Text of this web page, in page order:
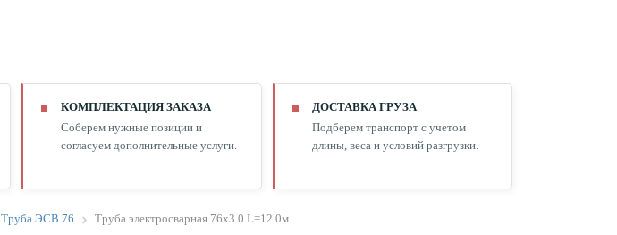
КОМПЛЕКТАЦИЯ ЗАКАЗА
Соберем нужные позиции и
согласуем дополнительные услуги.
ДОСТАВКА ГРУЗА
Подберем транспорт с учетом
длины, веса и условий разгрузки.
Труба ЭСВ 76 Труба электросварная 76х3.0 L=12.0м